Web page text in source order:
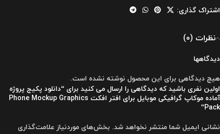
اشتراک گذاری:
نظرات (0)
دیدگاهها
هیچ دیدگاهی برای این محصول نوشته نشده است.
اولین نفری باشید که دیدگاهی را ارسال می کنید برای “دانلود پکیج پروژه
آماده موکاپ گرافیکی موبایل برای افتر افکت Phone Mockup Graphics
Pack”
نشانی ایمیل شما منتشر نخواهد شد. بخش‌های موردنیاز علامت‌گذاری